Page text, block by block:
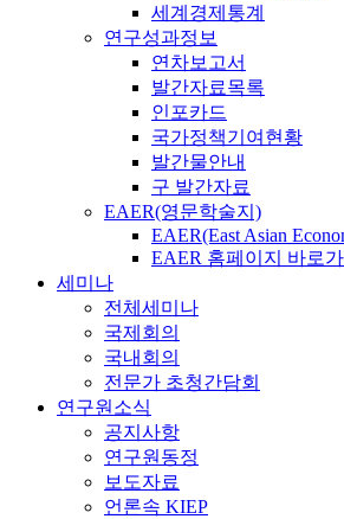
세계경제통계
연구성과정보
연차보고서
발간자료목록
인포카드
국가정책기여현황
발간물안내
구 발간자료
EAER(영문학술지)
EAER(East Asian
EAER 홈페이지 바로가
세미나
전체세미나
국제회의
국내회의
전문가 초청간담회
연구원소식
공지사항
연구원동정
보도자료
언론속 KIEP